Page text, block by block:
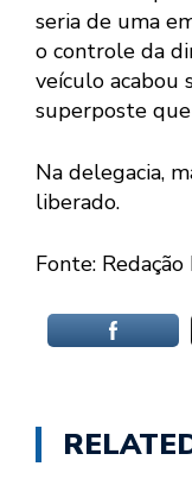
seria de uma
o controle da
veículo acabou
superposte que
Na delegacia,
liberado.
Fonte: